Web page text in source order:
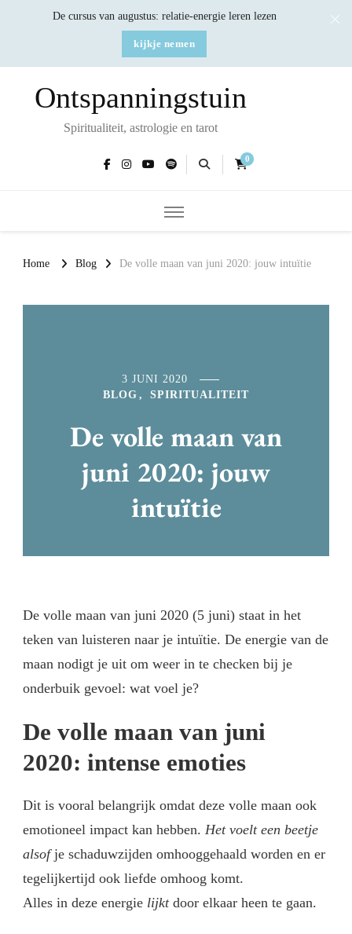
De cursus van augustus: relatie-energie leren lezen
kijkje nemen
Ontspanningstuin
Spiritualiteit, astrologie en tarot
0
Home Blog De volle maan van juni 2020: jouw intuïtie
3 JUNI 2020
BLOG
SPIRITUALITEIT
De volle maan van
juni 2020: jouw
intuïtie
De volle maan van juni 2020 (5 juni) staat in het
teken van luisteren naar je intuïtie. De energie van de
maan nodigt je uit om weer in te checken bij je
onderbuik gevoel: wat voel je?
De volle maan van juni
2020: intense emoties
Dit is vooral belangrijk omdat deze volle maan ook
emotioneel impact kan hebben. Het voelt een beetje
alsofje schaduwzijden omhooggehaald worden en er
tegelijkertijd ook liefde omhoog komt.
Alles in deze energie lijktdoor elkaar heen te gaan.